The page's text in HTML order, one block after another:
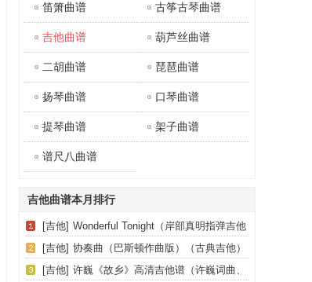
笛箫曲谱 古筝古琴曲谱
吉他曲谱 葫芦丝曲谱
二胡曲谱 琵琶曲谱
扬琴曲谱 口琴曲谱
提琴曲谱 架子曲谱
谱尺八曲谱
吉他曲谱本月排行
[吉他] Wonderful Tonight（岸部真明指弹吉他
谱）
[吉他] 协奏曲（巴斯顿作曲版）（古典吉他）
[吉他] 许巍《故乡》高清吉他谱（许巍词曲、